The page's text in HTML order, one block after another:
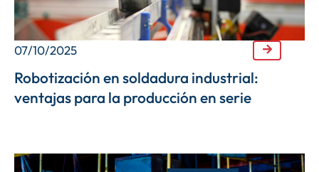
07/10/2025
Robotización en soldadura industrial:
ventajas para la producción en serie